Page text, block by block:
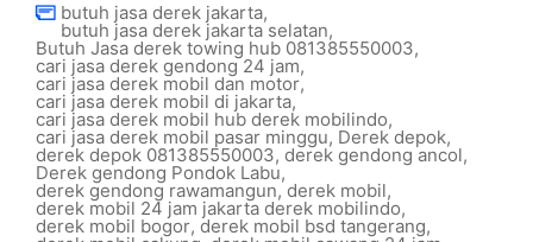
butuh jasa derek jakarta,
butuh jasa derek jakarta selatan,
Butuh Jasa derek towing hub 081385550003,
cari jasa derek gendong 24 jam,
cari jasa derek mobil dan motor,
cari jasa derek mobil di jakarta,
cari jasa derek mobil hub derek mobilindo,
cari jasa derek mobil pasar minggu, Derek depok,
derek depok 081385550003, derek gendong ancol,
Derek gendong Pondok Labu,
derek gendong rawamangun,derek mobil,
derek mobil 24 jam jakarta derek mobilindo,
derek mobil bogor, derek mobil bsd tangerang,